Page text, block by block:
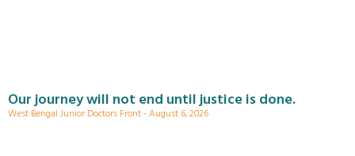
Our journey will not end until justice is done.
West Bengal Junior Doctors Front August 6, 2026